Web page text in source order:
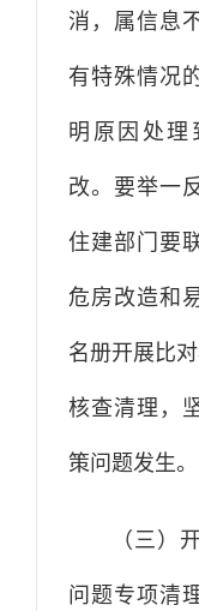
消，属信息
有特殊情况
明原因处理
改。要举一
住建部门要
危房改造和
名册开展比
核查清理，
策问题发生。
（三）
问题专项清